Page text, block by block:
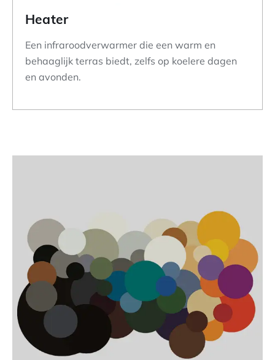
Heater
Een infraroodverwarmer die een warm en
behaaglijk terras biedt, zelfs op koelere dagen
en avonden.